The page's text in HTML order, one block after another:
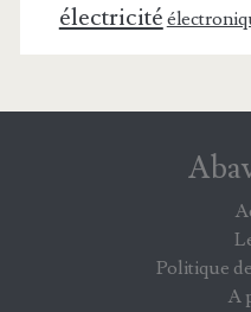
électricité
Politique
A